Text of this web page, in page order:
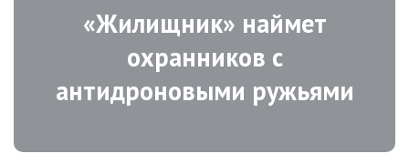
«Жилищник» наймет
охранников с
антидроновыми ружьями